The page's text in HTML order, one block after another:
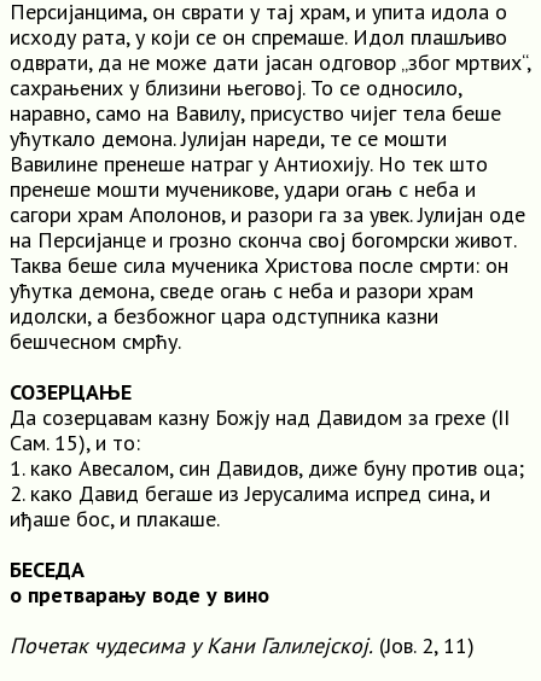
Персијанцима, он сврати у тај храм, и упита идола о
исходу рата, у који се он спремаше. Идол плашљиво
одврати, да не може дати јасан одговор „због мртвих“,
сахрањених у близини његовој. То се односило,
наравно, само на Вавилу, присуство чијег тела беше
ућуткало демона. Јулијан нареди, те се мошти
Вавилине пренеше натраг у Антиохију. Но тек што
пренеше мошти мученикове, удари огањ с неба и
сагори храм Аполонов, и разори га за увек. Јулијан оде
на Персијанце и грозно сконча свој богомрски живот.
Таква беше сила мученика Христова после смрти: он
ућутка демона, сведе огањ с неба и разори храм
идолски, а безбожног цара одступника казни
бешчесном смрћу.
СОЗЕРЦАЊЕ
Да созерцавам казну Божју над Давидом за грехе (II
Сам. 15), и то:
1. како Авесалом, син Давидов, диже буну против оца;
2. како Давид бегаше из Јерусалима испред сина, и
иђаше бос, и плакаше.
БЕСЕДА
о претварању воде у вино
Почетак чудесима у Кани Галилејској. (Јов. 2, 11)